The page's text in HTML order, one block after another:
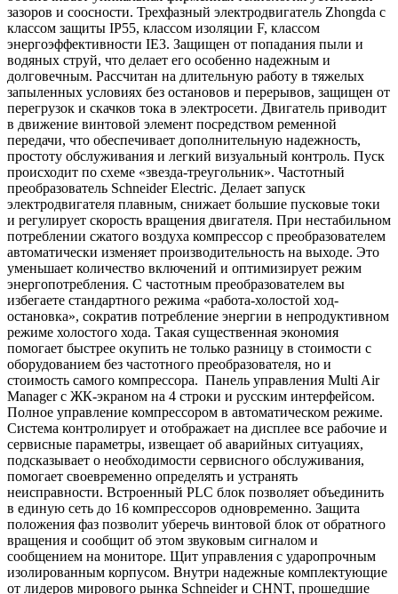
зазоров и соосности. Трехфазный электродвигатель Zhongda с
классом защиты IP55, классом изоляции F, классом
энергоэффективности IE3. Защищен от попадания пыли и
водяных струй, что делает его особенно надежным и
долговечным. Рассчитан на длительную работу в тяжелых
запыленных условиях без остановов и перерывов, защищен от
перегрузок и скачков тока в электросети. Двигатель приводит
в движение винтовой элемент посредством ременной
передачи, что обеспечивает дополнительную надежность,
простоту обслуживания и легкий визуальный контроль. Пуск
происходит по схеме «звезда-треугольник». Частотный
преобразователь Schneider Electric. Делает запуск
электродвигателя плавным, снижает большие пусковые токи
и регулирует скорость вращения двигателя. При нестабильном
потреблении сжатого воздуха компрессор с преобразователем
автоматически изменяет производительность на выходе. Это
уменьшает количество включений и оптимизирует режим
энергопотребления. С частотным преобразователем вы
избегаете стандартного режима «работа-холостой ход-
остановка», сократив потребление энергии в непродуктивном
режиме холостого хода. Такая существенная экономия
помогает быстрее окупить не только разницу в стоимости с
оборудованием без частотного преобразователя, но и
стоимость самого компрессора. Панель управления Multi Air
Manager с ЖК-экраном на 4 строки и русским интерфейсом.
Полное управление компрессором в автоматическом режиме.
Система контролирует и отображает на дисплее все рабочие и
сервисные параметры, извещает об аварийных ситуациях,
подсказывает о необходимости сервисного обслуживания,
помогает своевременно определять и устранять
неисправности. Встроенный PLC блок позволяет объединить
в единую сеть до 16 компрессоров одновременно. Защита
положения фаз позволит уберечь винтовой блок от обратного
вращения и сообщит об этом звуковым сигналом и
сообщением на мониторе. Щит управления с ударопрочным
изолированным корпусом. Внутри надежные комплектующие
от лидеров мирового рынка Schneider и СHNT, прошедшие